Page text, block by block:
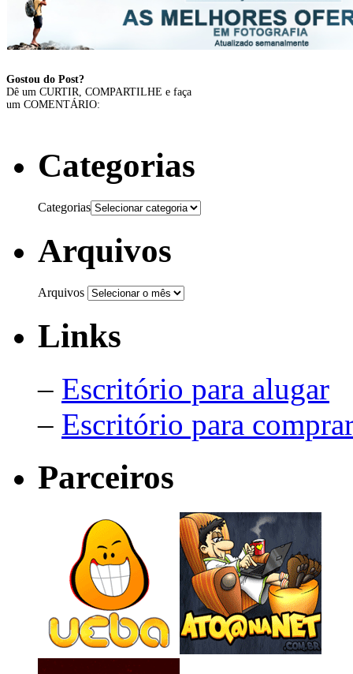
Gostou do Post?
Dê um CURTIR, COMPARTILHE e faça
um COMENTÁRIO:
Categorias
Categorias
Arquivos
Arquivos
Links
– Escritório para alugar
– Escritório para
Parceiros